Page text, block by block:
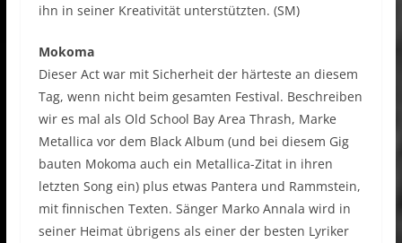
ihn in seiner Kreativität unterstützten. (SM)
Mokoma
Dieser Act war mit Sicherheit der härteste an diesem
Tag, wenn nicht beim gesamten Festival. Beschreiben
wir es mal als Old School Bay Area Thrash, Marke
Metallica vor dem Black Album (und bei diesem Gig
bauten Mokoma auch ein Metallica-Zitat in ihren
letzten Song ein) plus etwas Pantera und Rammstein,
mit finnischen Texten. Sänger Marko Annala wird in
seiner Heimat übrigens als einer der besten Lyriker